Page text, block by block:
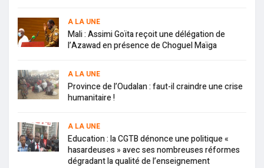
A LA UNE
Mali : Assimi Goïta reçoit une délégation de
l’Azawad en présence de Choguel Maïga
A LA UNE
Province de l’Oudalan : faut-il craindre une crise
humanitaire !
A LA UNE
Education : la CGTB dénonce une politique «
hasardeuses » avec ses nombreuses réformes
dégradant la qualité de l’enseignement